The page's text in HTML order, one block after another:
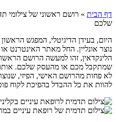
דף הבית » רושם ראשוני של צילומי
שלכם
היום, בעידן הדיגיטלי, המפגש
נוצר אונליין. החל מאתר האינטרנט
הלינקדאין, זהו למעשה הרושם
שמתקבל מכם או מהעסק שלכם. אותו
לא פחות מהרושם האישי, הפיזי,
להוות את כל ההבדל בהפיכת לקוח